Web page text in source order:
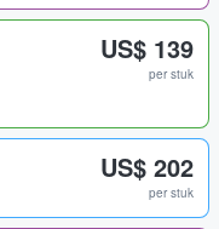
US$ 139
per stuk
US$ 202
per stuk